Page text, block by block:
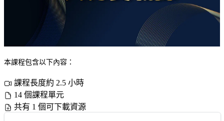
本課程包含以下內容：
課程長度約 2.5 小時
14 個課程單元
共有 1 個可下載資源